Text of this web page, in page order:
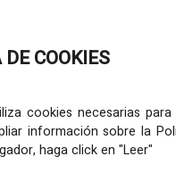
COOKIES
cookies necesarias
información sobre la
haga click en "Leer"